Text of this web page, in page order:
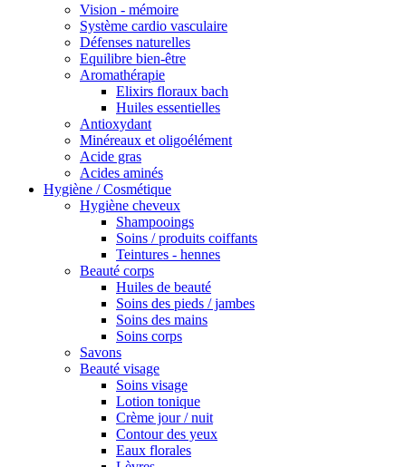
Vision - mémoire
Système cardio vasculaire
Défenses naturelles
Equilibre bien-être
Aromathérapie
Elixirs floraux bach
Huiles essentielles
Antioxydant
Minéreaux et oligoélément
Acide gras
Acides aminés
Hygiène / Cosmétique
Hygiène cheveux
Shampooings
Soins / produits coiffants
Teintures - hennes
Beauté corps
Huiles de beauté
Soins des pieds / jambes
Soins des mains
Soins corps
Savons
Beauté visage
Soins visage
Lotion tonique
Crème jour / nuit
Contour des yeux
Eaux florales